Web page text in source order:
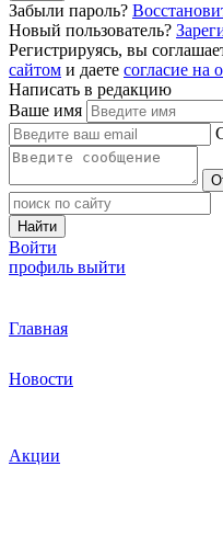
Забыли пароль?
Новый пользователь?
Регистрируясь, вы
сайтом и даете согласие на
Написать в редакцию
Ваше имя
Найти
Войти
профиль выйти
Главная
Новости
Акции